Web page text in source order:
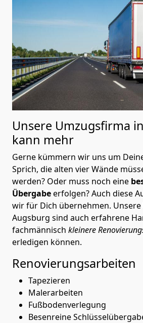
Unsere Umzugsfirma
kann mehr
Gerne kümmern wir uns um
Sprich, die alten vier Wände
werden? Oder muss noch eine
Übergabeerfolgen? Auch diese
wir für Dich übernehmen.
Augsburg sind auch erfahrene
fachmännisch kleinere
erledigen können.
Renovierungsarbeiten
Tapezieren
Malerarbeiten
Fußbodenverlegung
Besenreine